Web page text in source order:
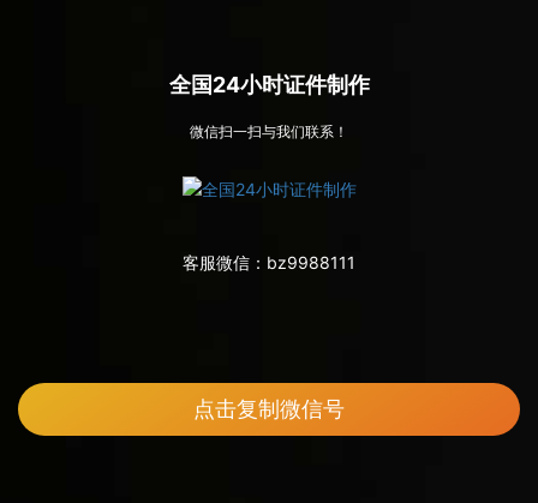
全国24小时证件制作
微信扫一扫与我们联系！
客服微信： bz9988111
点击复制微信号